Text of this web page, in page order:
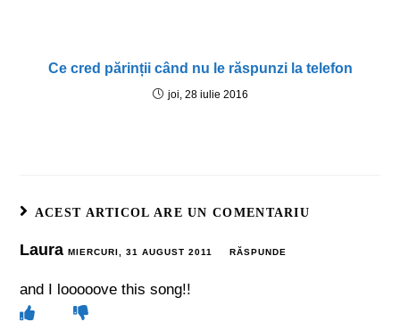
Ce cred părinții când nu le răspunzi la telefon
joi, 28 iulie 2016
ACEST ARTICOL ARE UN COMENTARIU
LauraMIERCURI, 31 AUGUST 2011 RĂSPUNDE
and I looooove this song!!